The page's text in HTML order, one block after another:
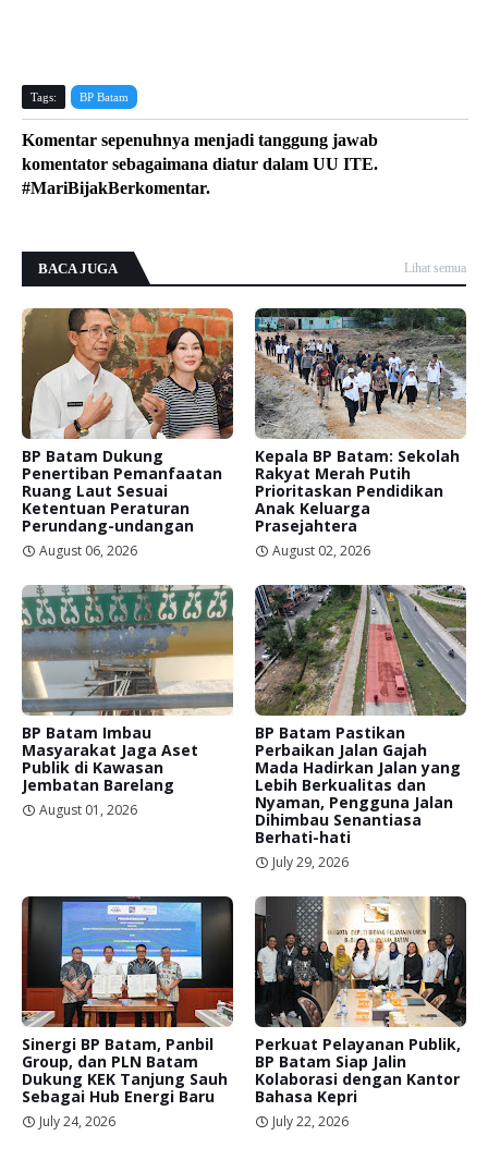
Tags: BP Batam
Komentar sepenuhnya menjadi tanggung jawab
komentator sebagaimana diatur dalam UU ITE.
#MariBijakBerkomentar.
BACA JUGA Lihat semua
BP Batam Dukung
Penertiban Pemanfaatan
Ruang Laut Sesuai
Ketentuan Peraturan
Perundang-undangan
August 06, 2026
Kepala BP Batam: Sekolah
Rakyat Merah Putih
Prioritaskan Pendidikan
Anak Keluarga
Prasejahtera
August 02, 2026
BP Batam Imbau
Masyarakat Jaga Aset
Publik di Kawasan
Jembatan Barelang
August 01, 2026
BP Batam Pastikan
Perbaikan Jalan Gajah
Mada Hadirkan Jalan yang
Lebih Berkualitas dan
Nyaman, Pengguna Jalan
Dihimbau Senantiasa
Berhati-hati
July 29, 2026
Sinergi BP Batam, Panbil
Group, dan PLN Batam
Dukung KEK Tanjung Sauh
Sebagai Hub Energi Baru
July 24, 2026
Perkuat Pelayanan Publik,
BP Batam Siap Jalin
Kolaborasi dengan Kantor
Bahasa Kepri
July 22, 2026